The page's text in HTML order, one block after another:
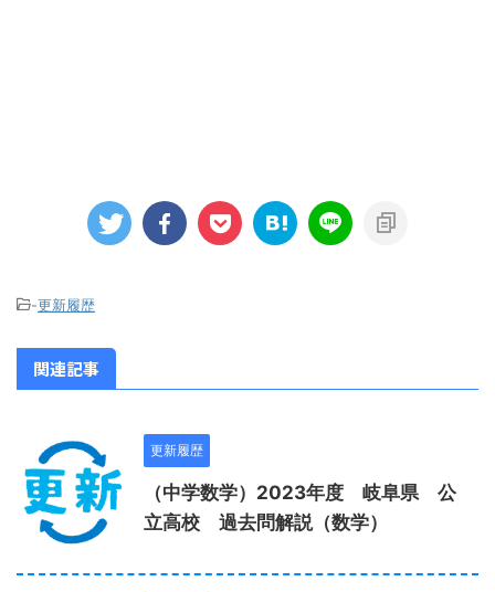
-更新履歴
関連記事
更新履歴
（中学数学）2023年度 岐阜県 公
立高校 過去問解説（数学）